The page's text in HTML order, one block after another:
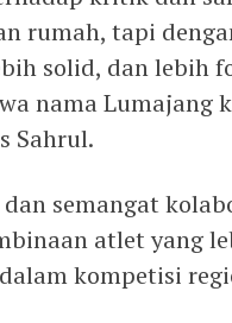
rumah, tapi
solid, dan lebih
nama Lumajang
Sahrul.
semangat
atlet yang
kompetisi